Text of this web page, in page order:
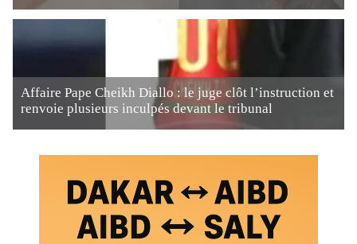
Affaire Pape Cheikh Diallo : le juge clôt l’instruction et
renvoie plusieurs inculpés devant le tribunal